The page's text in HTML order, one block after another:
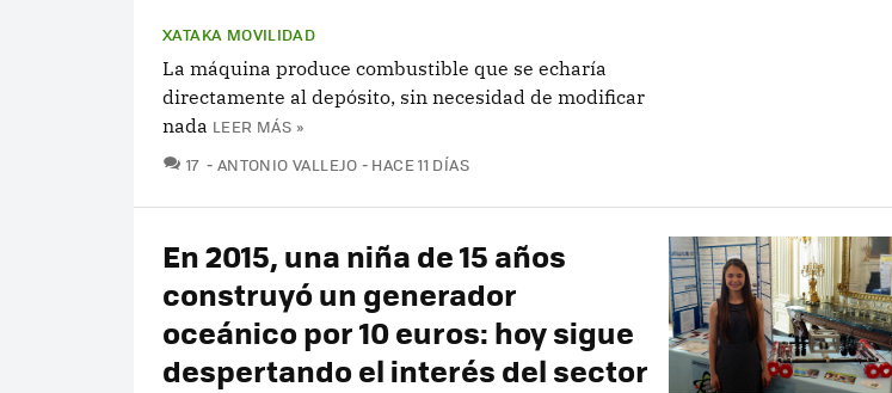
XATAKA MOVILIDAD
La máquina produce combustible que se echaría
directamente al depósito, sin necesidad de modificar
nada LEER MÁS »
17 COMENTARIOS
ANTONIO VALLEJO HACE 11 DÍAS
En 2015, una niña de 15 años
construyó un generador
oceánico por 10 euros: hoy sigue
despertando el interés del sector